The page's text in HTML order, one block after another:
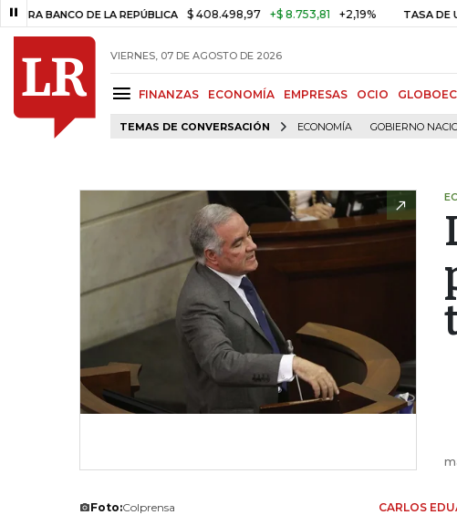
DE LA REPÚBLICA $ 408.498,97 +$ 8.753,81 +2,19% TASA DE USURA
VIERNES, 07 DE AGOSTO DE 2026
FINANZAS ECONOMÍA EMPRESAS OCIO
TEMAS DE CONVERSACIÓN ECONOMÍA GOBIERNO
Foto:Colprensa CARLOS